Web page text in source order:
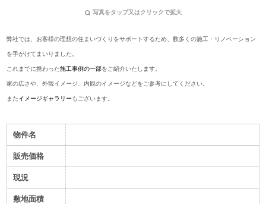
写真をタップ又はクリックで拡大
弊社では、お客様の理想の住まいづくりをサポートするため、数多くの施工・リノベーション
を手がけてまいりました。
これまでに携わった施工事例の一部をご紹介いたします。
家の広さや、外観イメージ、内観のイメージなどをご参考にしてください。
またイメージギャラリー もございます。
物件名
販売価格
現況
敷地面積